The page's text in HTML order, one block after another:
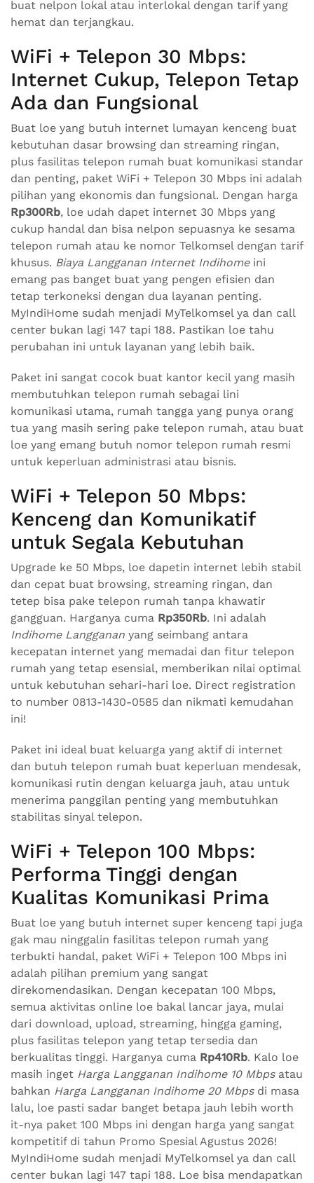
buat nelpon lokal atau interlokal dengan tarif yang
hemat dan terjangkau.
WiFi + Telepon 30 Mbps:
Internet Cukup, Telepon Tetap
Ada dan Fungsional
Buat loe yang butuh internet lumayan kenceng buat
kebutuhan dasar browsing dan streaming ringan,
plus fasilitas telepon rumah buat komunikasi standar
dan penting, paket WiFi + Telepon 30 Mbps ini adalah
pilihan yang ekonomis dan fungsional. Dengan harga
Rp300Rb, loe udah dapet internet 30 Mbps yang
cukup handal dan bisa nelpon sepuasnya ke sesama
telepon rumah atau ke nomor Telkomsel dengan tarif
khusus. Biaya Langganan Internet Indihomeini
emang pas banget buat yang pengen efisien dan
tetap terkoneksi dengan dua layanan penting.
MyIndiHome sudah menjadi MyTelkomsel ya dan call
center bukan lagi 147 tapi 188. Pastikan loe tahu
perubahan ini untuk layanan yang lebih baik.
Paket ini sangat cocok buat kantor kecil yang masih
membutuhkan telepon rumah sebagai lini
komunikasi utama, rumah tangga yang punya orang
tua yang masih sering pake telepon rumah, atau buat
loe yang emang butuh nomor telepon rumah resmi
untuk keperluan administrasi atau bisnis.
WiFi + Telepon 50 Mbps:
Kenceng dan Komunikatif
untuk Segala Kebutuhan
Upgrade ke 50 Mbps, loe dapetin internet lebih stabil
dan cepat buat browsing, streaming ringan, dan
tetep bisa pake telepon rumah tanpa khawatir
gangguan. Harganya cuma Rp350Rb. Ini adalah
Indihome Langganan yang seimbang antara
kecepatan internet yang memadai dan fitur telepon
rumah yang tetap esensial, memberikan nilai optimal
untuk kebutuhan sehari-hari loe. Direct registration
to number 0813-1430-0585 dan nikmati kemudahan
ini!
Paket ini ideal buat keluarga yang aktif di internet
dan butuh telepon rumah buat keperluan mendesak,
komunikasi rutin dengan keluarga jauh, atau untuk
menerima panggilan penting yang membutuhkan
stabilitas sinyal telepon.
WiFi + Telepon 100 Mbps:
Performa Tinggi dengan
Kualitas Komunikasi Prima
Buat loe yang butuh internet super kenceng tapi juga
gak mau ninggalin fasilitas telepon rumah yang
terbukti handal, paket WiFi + Telepon 100 Mbps ini
adalah pilihan premium yang sangat
direkomendasikan. Dengan kecepatan 100 Mbps,
semua aktivitas online loe bakal lancar jaya, mulai
dari download, upload, streaming, hingga gaming,
plus fasilitas telepon yang tetap tersedia dan
berkualitas tinggi. Harganya cuma Rp410Rb. Kalo loe
masih inget Harga Langganan Indihome 10 Mbpsatau
bahkan Harga Langganan Indihome 20 Mbpsdi masa
lalu, loe pasti sadar banget betapa jauh lebih worth
it-nya paket 100 Mbps ini dengan harga yang sangat
kompetitif di tahun Promo Spesial Agustus 2026!
MyIndiHome sudah menjadi MyTelkomsel ya dan call
center bukan lagi 147 tapi 188. Loe bisa mendapatkan